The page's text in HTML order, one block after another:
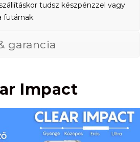
tudsz készpénzzel vagy
futárnak.
garancia
Impact